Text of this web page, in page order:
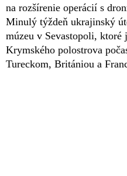
na rozšírenie operácií s
Minulý týždeň ukrajinský
múzeu v Sevastopoli, ktoré
Krymského polostrova
Tureckom, Britániou a